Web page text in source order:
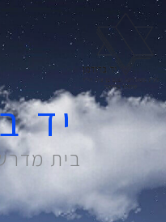
דילוג
לתוכן
יד
בית